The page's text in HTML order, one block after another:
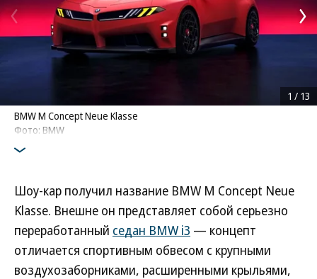
BMW M Concept Neue Klasse
Фото: BMW
1 / 13
Шоу-кар получил название BMW M Concept Neue
Klasse. Внешне он представляет собой серьезно
переработанный седан BMW i3 — концепт
отличается спортивным обвесом с крупными
воздухозаборниками, расширенными крыльями,